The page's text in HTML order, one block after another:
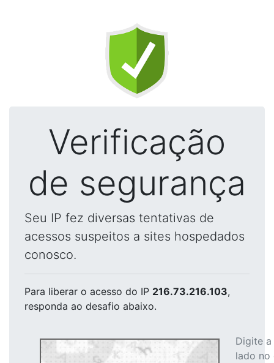
Verificação
de segurança
Seu IP fez diversas tentativas de
acessos suspeitos a sites hospedados
conosco.
Para liberar o acesso do IP 216.73.216.103,
responda ao desafio abaixo.
Digite
lado no